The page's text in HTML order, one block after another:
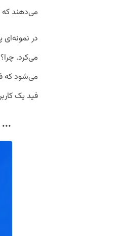
می‌دهند که
در نمونه‌ای
می‌کرد.
می‌شود که
فید یک